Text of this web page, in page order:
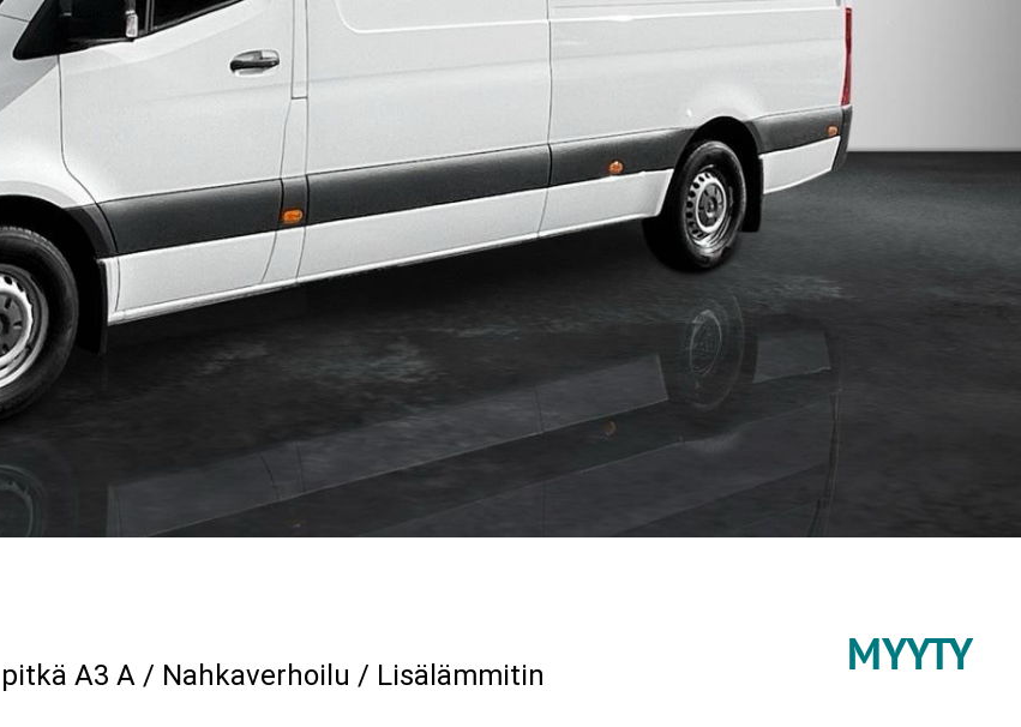
pitkä A3 A / Nahkaverhoilu / Lisälämmitin
MYYTY